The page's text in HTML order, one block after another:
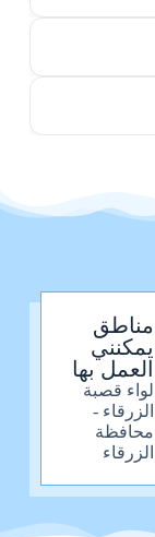
مناطق
يمكنني
العمل بها
لواء قصبة
الزرقاء -
محافظة
الزرقاء